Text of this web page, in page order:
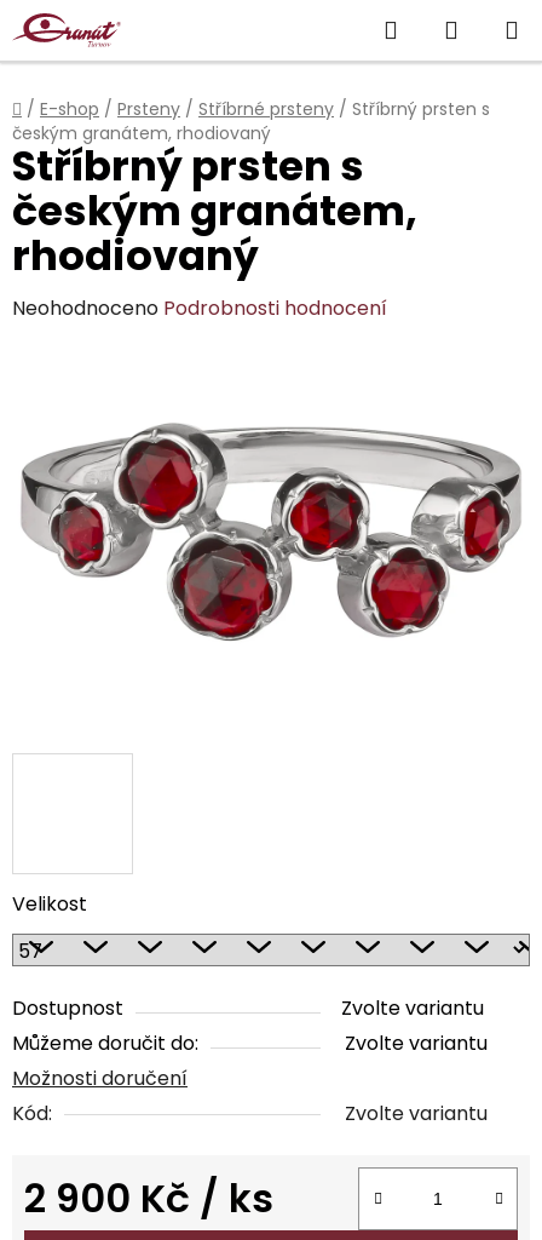
Přejít
na
obsah
Hledat
KOŠÍK
Domů
/ E-shop / Prsteny / Stříbrné prsteny / Stříbrný prsten s
českým granátem, rhodiovaný
Velikost
Dostupnost
Zvolte variantu
Můžeme doručit do:
Zvolte variantu
Možnosti doručení
Kód:
Zvolte variantu
2 900 Kč / ks
Stříbrný prsten s
českým granátem,
rhodiovaný
Průměrné
hvězdiček.
Neohodnoceno Podrobnosti hodnocení